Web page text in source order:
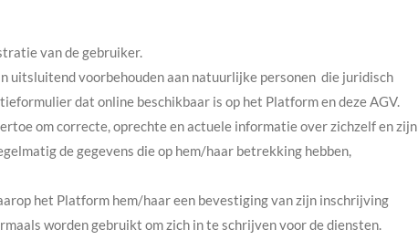
van de gebruiker.
uitsluitend voorbehouden aan natuurlijke personen die juridisch
dat online beschikbaar is op het Platform en deze AGV.
om correcte, oprechte en actuele informatie over zichzelf en zijn
de gegevens die op hem/haar betrekking hebben,
het Platform hem/haar een bevestiging van zijn inschrijving
worden gebruikt om zich in te schrijven voor de diensten.